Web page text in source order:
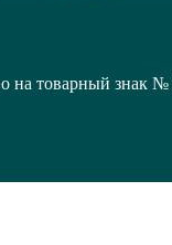
на товарный знак №